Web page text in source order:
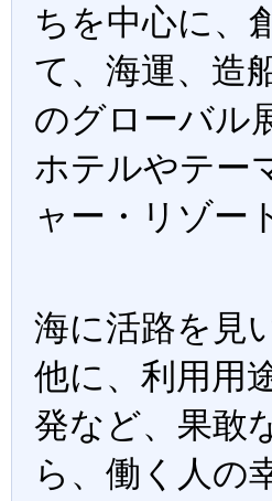
ちを中心に、
て、海運、造
のグローバル
ホテルやテー
ャー・リゾー
海に活路を見
他に、利用用
発など、果敢
ら、働く人の